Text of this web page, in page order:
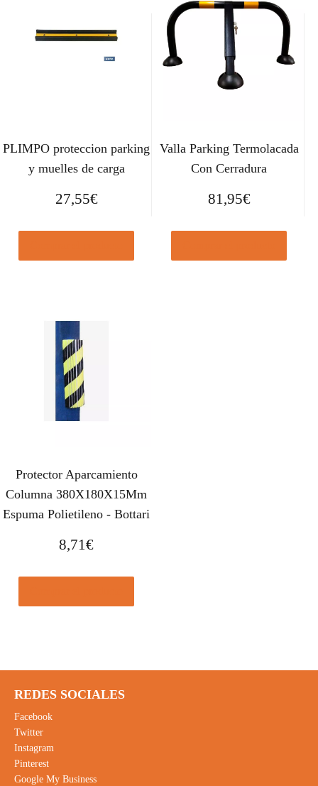
PLIMPO proteccion parking
y muelles de carga
27,55€
Valla Parking Termolacada
Con Cerradura
81,95€
Protector Aparcamiento
Columna 380X180X15Mm
Espuma Polietileno - Bottari
8,71€
REDES SOCIALES
Facebook
Twitter
Instagram
Pinterest
Google My Business